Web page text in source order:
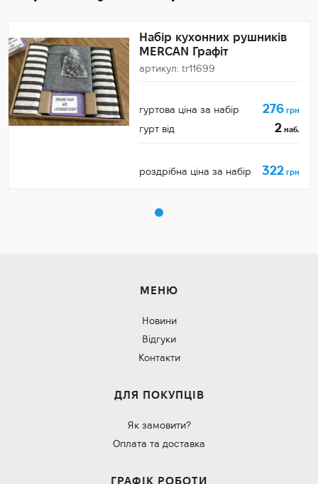
Набір кухонних рушників
MERCAN Графіт
артикул: tr11699
гуртова ціна за набір 276 грн
гурт від 2 наб.
роздрібна ціна за набір 322 грн
МЕНЮ
Новини
Відгуки
Контакти
ДЛЯ ПОКУПЦІВ
Як замовити?
Оплата та доставка
ГРАФІК РОБОТИ